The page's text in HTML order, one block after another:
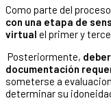
Como parte del
con una etapa de
virtual el primer y
Posteriormente,
documentación
someterse a
determinar su